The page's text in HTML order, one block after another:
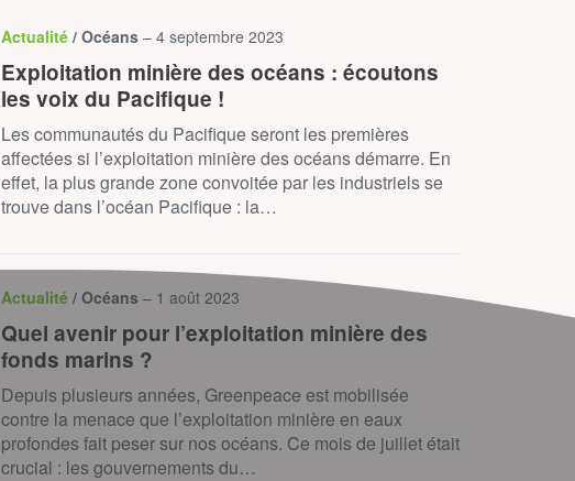
Actualité / Océans – 4 septembre 2023
Exploitation minière des océans : écoutons
les voix du Pacifique !
Les communautés du Pacifique seront les premières
affectées si l’exploitation minière des océans démarre. En
effet, la plus grande zone convoitée par les industriels se
trouve dans l’océan Pacifique : la…
Actualité / Océans – 1 août 2023
Quel avenir pour l’exploitation minière des
fonds marins ?
Depuis plusieurs années, Greenpeace est mobilisée
contre la menace que l’exploitation minière en eaux
profondes fait peser sur nos océans. Ce mois de juillet était
crucial : les gouvernements du…